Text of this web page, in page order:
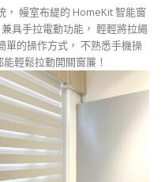
幔室布緹的 HomeKit 智能窗
具手拉電動功能， 輕輕將拉繩
單的操作方式， 不熟悉手機操
輕鬆拉動開關窗簾！